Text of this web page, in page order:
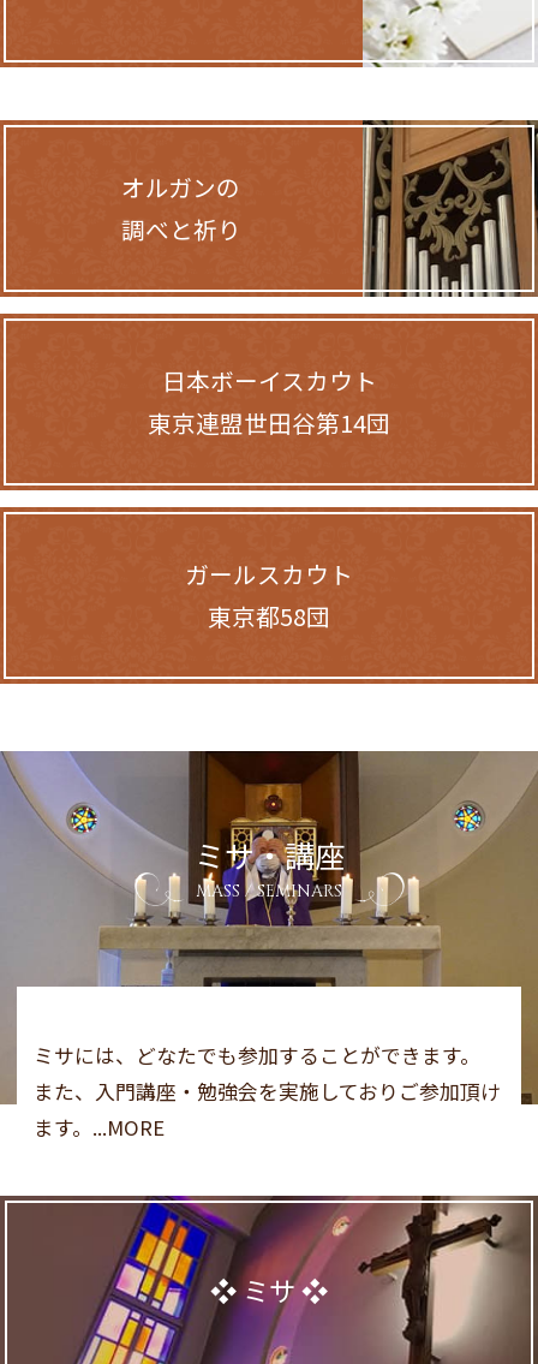
オルガンの
調べと祈り
日本ボーイスカウト
東京連盟世田谷第14団
ガールスカウト
東京都58団
ミサ・講座
MASS / SEMINARS
ミサには、どなたでも参加することができます。
また、入門講座・勉強会を実施しておりご参加頂け
ます。...MORE
ミサ